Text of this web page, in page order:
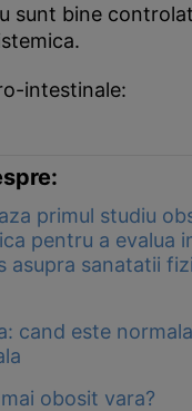
sunt bine
intestinale:
primul studiu
pentru a evalua
asupra sanatatii
cand este
obosit vara?